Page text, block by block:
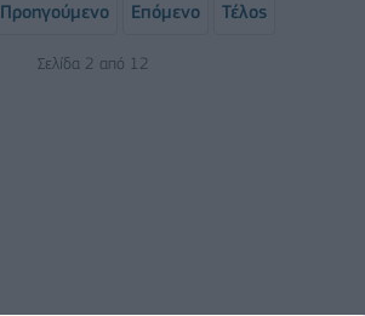
Προηγούμενο Επόμενο Τέλος
Σελίδα 2 από 12